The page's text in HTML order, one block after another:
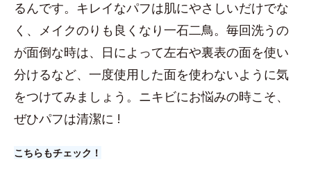
るんです。キレイなパフは肌にやさしいだけでな
く、メイクのりも良くなり一石二鳥。毎回洗うの
が面倒な時は、日によって左右や裏表の面を使い
分けるなど、一度使用した面を使わないように気
をつけてみましょう。ニキビにお悩みの時こそ、
ぜひパフは清潔に !
こちらもチェック！